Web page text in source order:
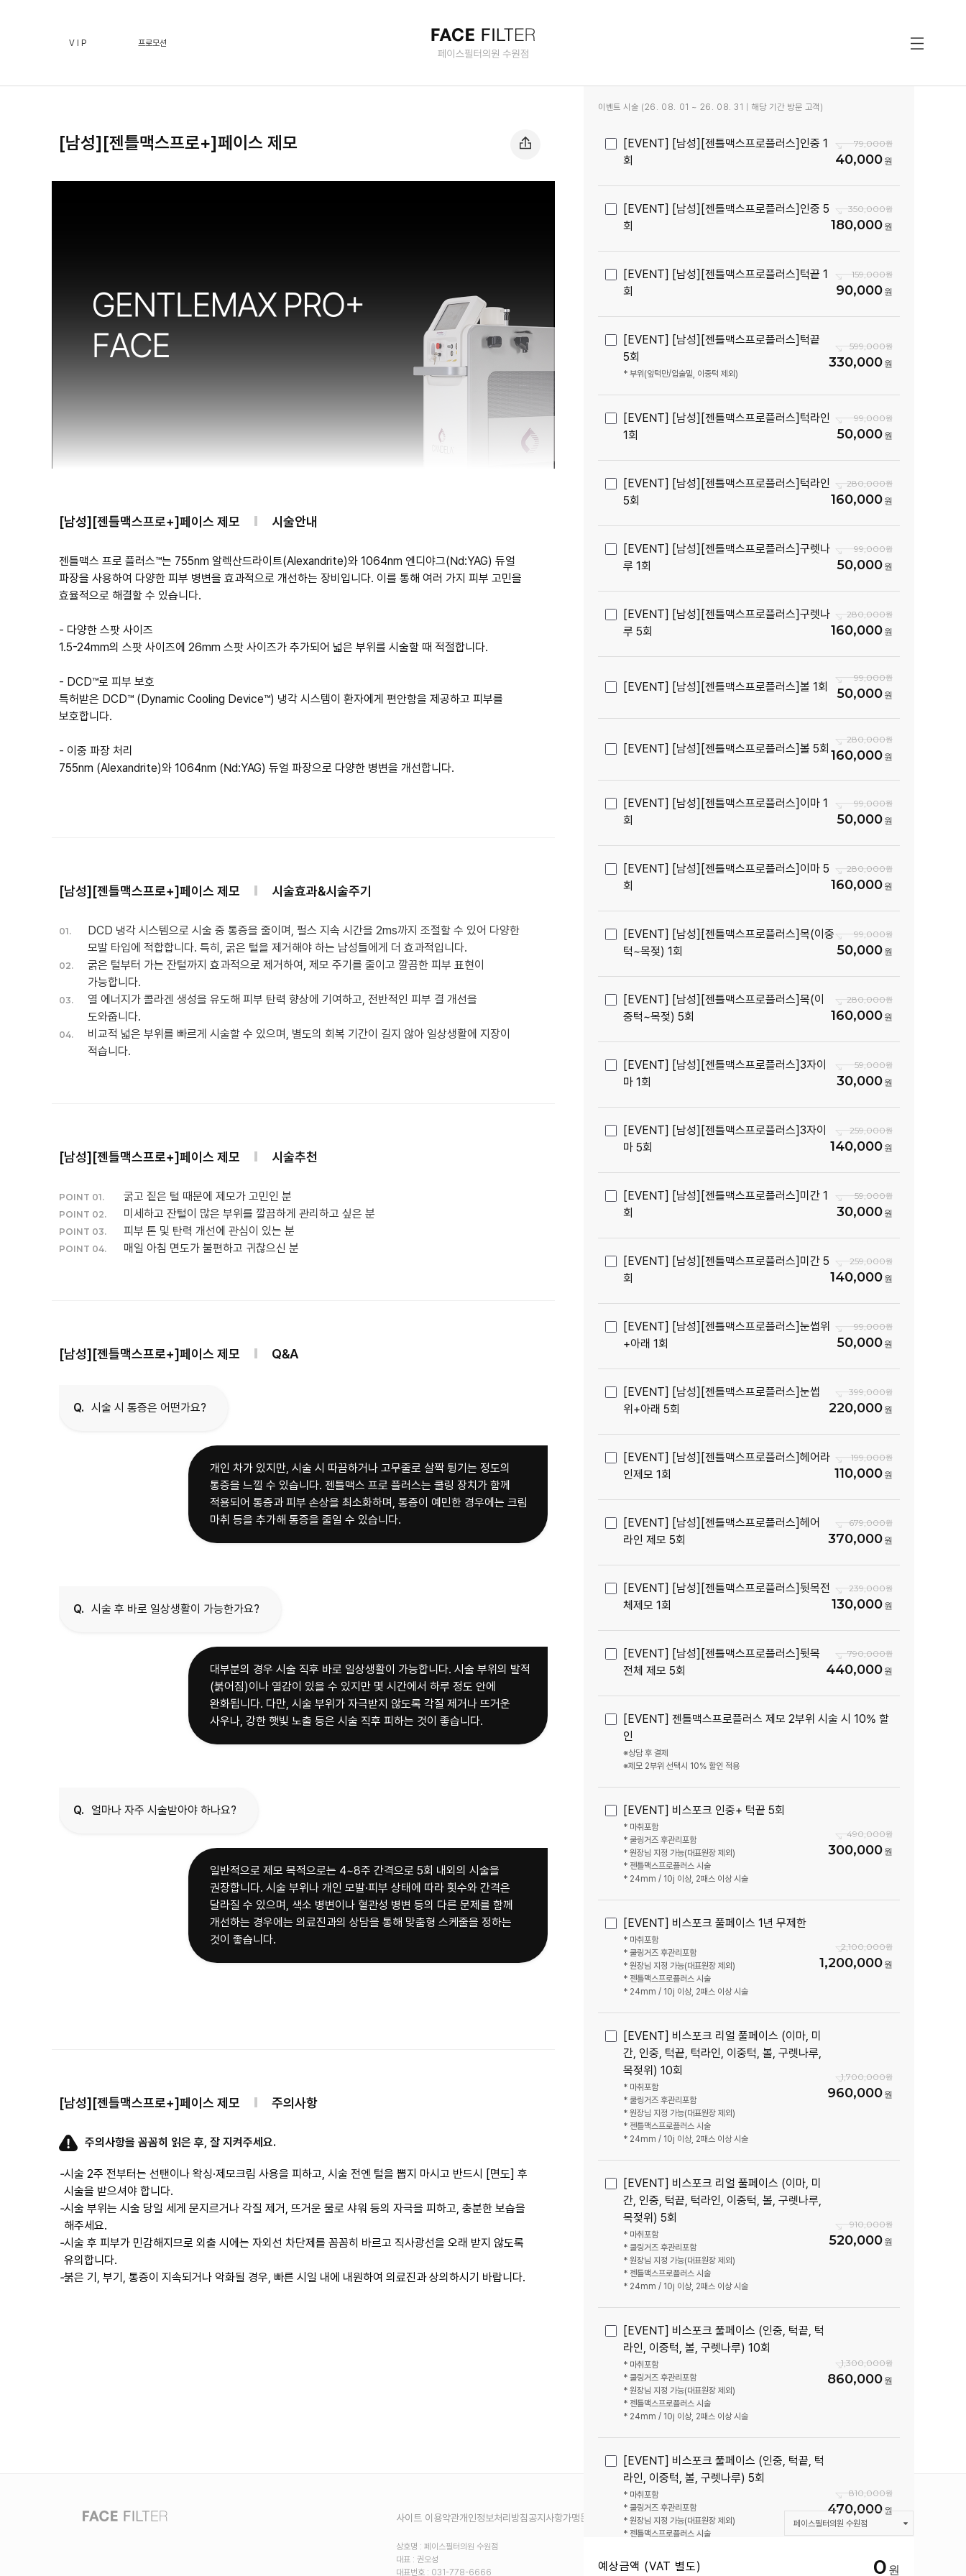
V I P 프로모션
[남성][젠틀맥스프로+]페이스 제모
[남성][젠틀맥스프로+]페이스 제모 시술안내
젠틀맥스 프로 플러스™는 755nm 알렉산드라이트(Alexandrite)와 1064nm 엔디야그(Nd:YAG) 듀얼
파장을 사용하여 다양한 피부 병변을 효과적으로 개선하는 장비입니다. 이를 통해 여러 가지 피부 고민을
- 다양한 스팟 사이즈
1.5-24mm의 스팟 사이즈에 26mm 스팟 사이즈가 추가되어 넓은 부위를 시술할 때 적절합니다.
- DCD™로 피부 보호
특허받은 DCD™ (Dynamic Cooling Device™) 냉각 시스템이 환자에게 편안함을 제공하고 피부를
보호합니다.
- 이중 파장 처리
[남성][젠틀맥스프로+]페이스 제모 시술효과&시술주기
01.
DCD 냉각 시스템으로 시술 중 통증을 줄이며, 펄스 지속 시간을 2ms까지 조절할 수 있어 다양한
모발 타입에 적합합니다. 특히, 굵은 털을 제거해야 하는 남성들에게 더 효과적입니다.
02.
굵은 털부터 가는 잔털까지 효과적으로 제거하여, 제모 주기를 줄이고 깔끔한 피부 표현이
가능합니다.
03.
열 에너지가 콜라겐 생성을 유도해 피부 탄력 향상에 기여하고, 전반적인 피부 결 개선을
도와줍니다.
04.
비교적 넓은 부위를 빠르게 시술할 수 있으며, 별도의 회복 기간이 길지 않아 일상생활에 지장이
적습니다.
[남성][젠틀맥스프로+]페이스 제모 시술추천
POINT 01.
POINT 02. 미세하고 잔털이 많은 부위를 깔끔하게 관리하고 싶은 분
POINT 03. 피부 톤 및 탄력 개선에 관심이 있는 분
POINT 04. 매일 아침 면도가 불편하고 귀찮으신 분
[남성][젠틀맥스프로+]페이스 제모 Q&A
Q. 시술 시 통증은 어떤가요?
개인 차가 있지만, 시술 시 따끔하거나 고무줄로 살짝 튕기는 정도의
통증을 느낄 수 있습니다. 젠틀맥스 프로 플러스는 쿨링 장치가 함께
적용되어 통증과 피부 손상을 최소화하며, 통증이 예민한 경우에는 크림
마취 등을 추가해 통증을 줄일 수 있습니다.
Q. 시술 후 바로 일상생활이 가능한가요?
대부분의 경우 시술 직후 바로 일상생활이 가능합니다. 시술 부위의 발적
(붉어짐)이나 열감이 있을 수 있지만 몇 시간에서 하루 정도 안에
완화됩니다. 다만, 시술 부위가 자극받지 않도록 각질 제거나 뜨거운
사우나, 강한 햇빛 노출 등은 시술 직후 피하는 것이 좋습니다.
Q. 얼마나 자주 시술받아야 하나요?
일반적으로 제모 목적으로는 4~8주 간격으로 5회 내외의 시술을
권장합니다. 시술 부위나 개인 모발·피부 상태에 따라 횟수와 간격은
달라질 수 있으며, 색소 병변이나 혈관성 병변 등의 다른 문제를 함께
개선하는 경우에는 의료진과의 상담을 통해 맞춤형 스케줄을 정하는
것이 좋습니다.
[남성][젠틀맥스프로+]페이스 제모 주의사항
주의사항을 꼼꼼히 읽은 후, 잘 지켜주세요.
-시술 2주 전부터는 선탠이나 왁싱·제모크림 사용을 피하고, 시술 전엔 털을 뽑지 마시고 반드시 [면도] 후
-시술 부위는 시술 당일 세게 문지르거나 각질 제거, 뜨거운 물로 샤워 등의 자극을 피하고, 충분한 보습을
해주세요.
-시술 후 피부가 민감해지므로 외출 시에는 자외선 차단제를 꼼꼼히 바르고 직사광선을 오래 받지 않도록
유의합니다.
-붉은 기, 부기, 통증이 지속되거나 악화될 경우, 빠른 시일 내에 내원하여 의료진과 상의하시기 바랍니다.
이벤트 시술 (26. 08. 01 ~ 26. 08. 31 | 해당 기간 방문 고객)
[EVENT] [남성][젠틀맥스프로플러스]인중 1
회
79,000
40,000
[EVENT] [남성][젠틀맥스프로플러스]인중 5
회
350,000
180,000
[EVENT] [남성][젠틀맥스프로플러스]턱끝 1
회
159,000
90,000
[EVENT] [남성][젠틀맥스프로플러스]턱끝
5회
* 부위(앞턱만/입술밑, 이중턱 제외)
599,000
330,000
[EVENT] [남성][젠틀맥스프로플러스]턱라인
1회
99,000
50,000
[EVENT] [남성][젠틀맥스프로플러스]턱라인
5회
280,000
160,000
[EVENT] [남성][젠틀맥스프로플러스]구렛나
루 1회
99,000
50,000
[EVENT] [남성][젠틀맥스프로플러스]구렛나
루 5회
280,000
160,000
[EVENT] [남성][젠틀맥스프로플러스]볼 1회
99,000
50,000
[EVENT] [남성][젠틀맥스프로플러스]볼 5회
280,000
160,000
[EVENT] [남성][젠틀맥스프로플러스]이마 1
회
99,000
50,000
[EVENT] [남성][젠틀맥스프로플러스]이마 5
회
280,000
160,000
[EVENT] [남성][젠틀맥스프로플러스]목(이중
턱~목젖) 1회
99,000
50,000
[EVENT] [남성][젠틀맥스프로플러스]목(이
중턱~목젖) 5회
280,000
160,000
[EVENT] [남성][젠틀맥스프로플러스]3자이
마 1회
59,000
30,000
[EVENT] [남성][젠틀맥스프로플러스]3자이
마 5회
259,000
140,000
[EVENT] [남성][젠틀맥스프로플러스]미간 1
회
59,000
30,000
[EVENT] [남성][젠틀맥스프로플러스]미간 5
회
259,000
140,000
[EVENT] [남성][젠틀맥스프로플러스]눈썹위
+아래 1회
99,000
50,000
[EVENT] [남성][젠틀맥스프로플러스]눈썹
위+아래 5회
399,000
220,000
[EVENT] [남성][젠틀맥스프로플러스]헤어라
인제모 1회
199,000
110,000
[EVENT] [남성][젠틀맥스프로플러스]헤어
라인 제모 5회
679,000
370,000
[EVENT] [남성][젠틀맥스프로플러스]뒷목전
체제모 1회
239,000
130,000
[EVENT] [남성][젠틀맥스프로플러스]뒷목
전체 제모 5회
790,000
440,000
[EVENT] 젠틀맥스프로플러스 제모 2부위 시술 시 10% 할
인
※상담 후 결제
[EVENT] 비스포크 인중+ 턱끝 5회
* 마취포함
* 쿨링거즈 후관리포함
* 원장님 지정 가능(대표원장 제외)
* 젠틀맥스프로플러스 시술
* 24mm / 10j 이상, 2패스 이상 시술
490,000
300,000
[EVENT] 비스포크 풀페이스 1년 무제한
* 마취포함
* 쿨링거즈 후관리포함
* 원장님 지정 가능(대표원장 제외)
* 젠틀맥스프로플러스 시술
* 24mm / 10j 이상, 2패스 이상 시술
2,100,000
1,200,000
[EVENT] 비스포크 리얼 풀페이스 (이마, 미
간, 인중, 턱끝, 턱라인, 이중턱, 볼, 구렛나루,
목젖위) 10회
* 마취포함
* 쿨링거즈 후관리포함
* 원장님 지정 가능(대표원장 제외)
* 젠틀맥스프로플러스 시술
* 24mm / 10j 이상, 2패스 이상 시술
1,700,000
960,000
[EVENT] 비스포크 리얼 풀페이스 (이마, 미
간, 인중, 턱끝, 턱라인, 이중턱, 볼, 구렛나루,
목젖위) 5회
* 마취포함
* 쿨링거즈 후관리포함
* 원장님 지정 가능(대표원장 제외)
* 젠틀맥스프로플러스 시술
* 24mm / 10j 이상, 2패스 이상 시술
910,000
520,000
[EVENT] 비스포크 풀페이스 (인중, 턱끝, 턱
라인, 이중턱, 볼, 구렛나루) 10회
* 마취포함
* 쿨링거즈 후관리포함
* 원장님 지정 가능(대표원장 제외)
* 젠틀맥스프로플러스 시술
* 24mm / 10j 이상, 2패스 이상 시술
1,300,000
860,000
[EVENT] 비스포크 풀페이스 (인중, 턱끝, 턱
라인, 이중턱, 볼, 구렛나루) 5회
* 마취포함
* 쿨링거즈 후관리포함
* 원장님 지정 가능(대표원장 제외)
* 젠틀맥스프로플러스 시술
810,000
470,000
예상금액 (VAT 별도) 0
사이트 이용약관개인정보처리방침공지사항가맹문의
상호명 : 페이스필터의원 수원점
대표 : 권오성
대표번호 : 031-778-6666
페이스필터의원 수원점